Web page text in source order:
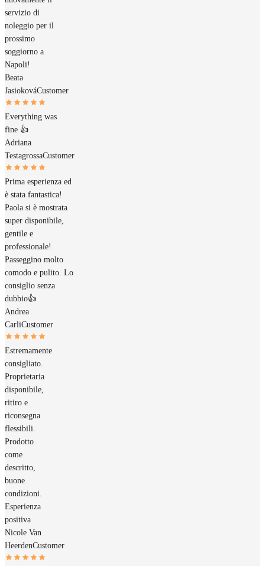
servizio di
noleggio per il
prossimo
soggiorno a
Napoli!
Beata
JasiokováCustomer
Everything was
fine 👍
Adriana
TestagrossaCustomer
Prima esperienza ed
è stata fantastica!
Paola si è mostrata
super disponibile,
gentile e
professionale!
Passeggino molto
comodo e pulito. Lo
consiglio senza
dubbio👍
Andrea
CarliCustomer
Estremamente
consigliato.
Proprietaria
disponibile,
ritiro e
riconsegna
flessibili.
Prodotto
come
descritto,
buone
condizioni.
Esperienza
positiva
Nicole Van
HeerdenCustomer